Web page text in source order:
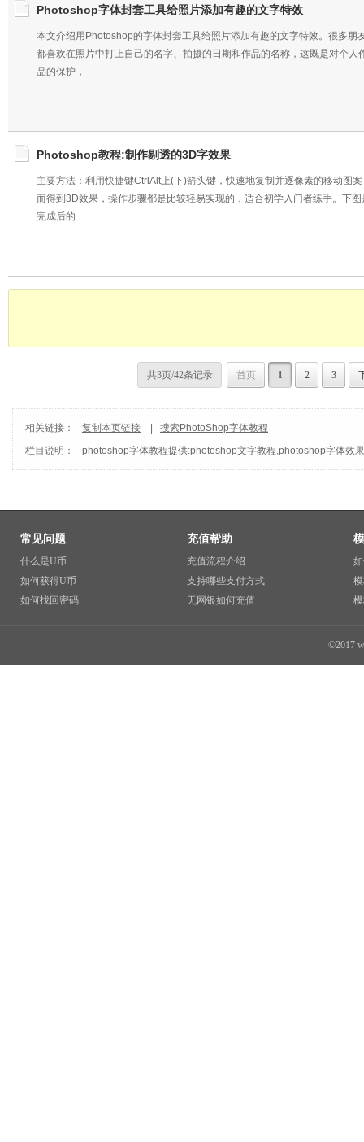
Photoshop字体封套工具给照片添加有趣的文字特效
本文介绍用Photoshop的字体封套工具给照片添加有趣的文字特效。很多朋
都喜欢在照片中打上自己的名字、拍摄的日期和作品的名称，这既是对个人
品的保护，
Photoshop教程:制作剔透的3D字效果
主要方法：利用快捷键CtrlAlt上(下)箭头键，快速地复制并逐像素的移动图案
而得到3D效果，操作步骤都是比较轻易实现的，适合初学入门者练手。下图
完成后的
共3页/42条记录 首页 1 2 3
相关链接： 复制本页链接
搜索PhotoShop字体教程
栏目说明：
photoshop字体教程提供:photoshop文字教程,photoshop字体效
常见问题
什么是U币
如何获得U币
如何找回密码
充值帮助
充值流程介绍
支持哪些支付方式
无网银如何充值
©2017